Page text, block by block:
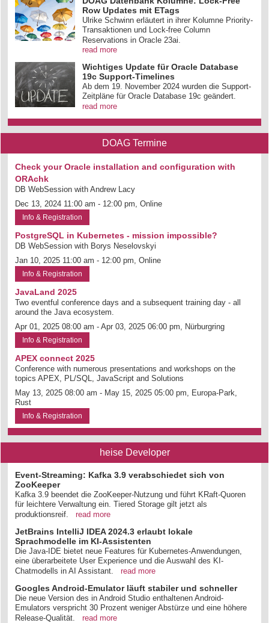
Row Updates mit ETags
Ulrike Schwinn erläutert in ihrer Kolumne Priority-
Transaktionen und Lock-free Column
Reservations in Oracle 23ai.
read more
Wichtiges Update für Oracle Database
19c Support-Timelines
Ab dem 19. November 2024 wurden die Support-
Zeitpläne für Oracle Database 19c geändert.
read more
DOAG Termine
Check your Oracle installation and configuration with
ORAchk
DB WebSession with Andrew Lacy
Dec 13, 2024 11:00 am - 12:00 pm, Online
Info & Registration
PostgreSQL in Kubernetes - mission impossible?
DB WebSession with Borys Neselovskyi
Jan 10, 2025 11:00 am - 12:00 pm, Online
Info & Registration
JavaLand 2025
Two eventful conference days and a subsequent training day - all
around the Java ecosystem.
Apr 01, 2025 08:00 am - Apr 03, 2025 06:00 pm, Nürburgring
Info & Registration
APEX connect 2025
Conference with numerous presentations and workshops on the
topics APEX, PL/SQL, JavaScript and Solutions
May 13, 2025 08:00 am - May 15, 2025 05:00 pm, Europa-Park,
Rust
Info & Registration
heise Developer
Event-Streaming: Kafka 3.9 verabschiedet sich von
ZooKeeper
Kafka 3.9 beendet die ZooKeeper-Nutzung und führt KRaft-Quoren
für leichtere Verwaltung ein. Tiered Storage gilt jetzt als
produktionsreif.
read more
JetBrains IntelliJ IDEA 2024.3 erlaubt lokale
Sprachmodelle im KI-Assistenten
Die Java-IDE bietet neue Features für Kubernetes-Anwendungen,
eine überarbeitete User Experience und die Auswahl des KI-
Chatmodells in AI Assistant.
read more
Googles Android-Emulator läuft stabiler und schneller
Die neue Version des in Android Studio enthaltenen Android-
Emulators verspricht 30 Prozent weniger Abstürze und eine höhere
Release-Qualität.
read more